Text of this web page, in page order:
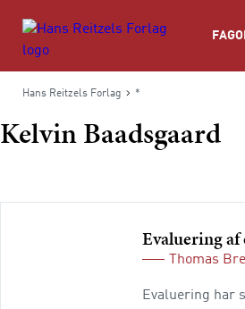
Hans Reitzels Forlag *
Kelvin Baadsgaard
Evaluering
Thomas
Evaluering har